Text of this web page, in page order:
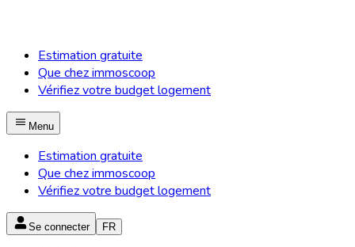
Estimation gratuite
Que chez immoscoop
Vérifiez votre budget logement
Menu
Estimation gratuite
Que chez immoscoop
Vérifiez votre budget logement
Se connecter FR